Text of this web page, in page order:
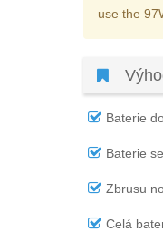
use the
Baterie
Baterie
Zbrusu
Celá